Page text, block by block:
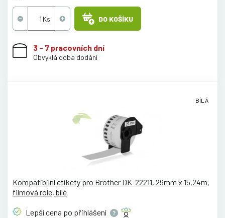
DO KOŠÍKU
3 - 7 pracovních dní
Obvyklá doba dodání
BÍLÁ
Kompatibilní etikety pro Brother DK-22211, 29mm x 15,24m,
filmová role, bílé
Lepší cena po přihlášení